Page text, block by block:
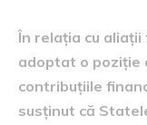
În relația cu aliații
adoptat o poziție
contribuțiile
susținut că